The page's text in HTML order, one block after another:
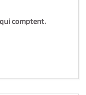
comptent.